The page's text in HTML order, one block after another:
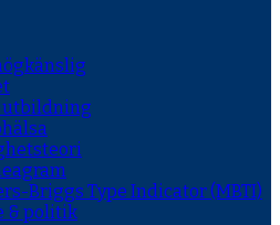
utbildning
Briggs Type Indicator (MBTI)
& politik